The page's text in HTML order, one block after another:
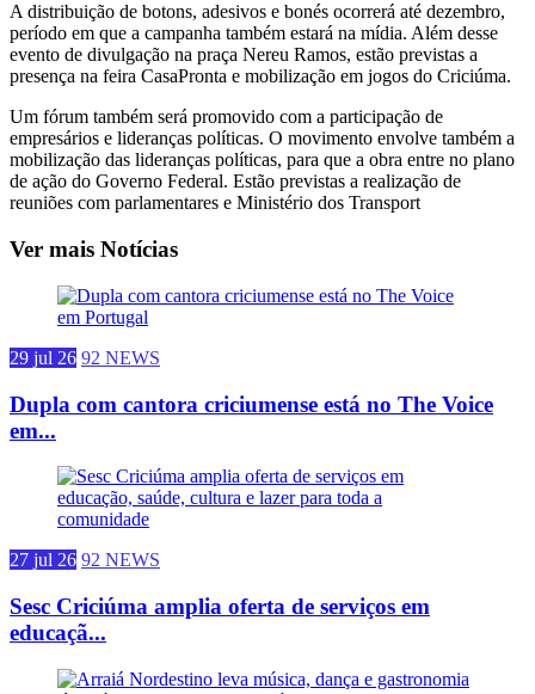
A distribuição de botons, adesivos e bonés ocorrerá até dezembro,
período em que a campanha também estará na mídia. Além desse
evento de divulgação na praça Nereu Ramos, estão previstas a
presença na feira CasaPronta e mobilização em jogos do Criciúma.
Um fórum também será promovido com a participação de
empresários e lideranças políticas. O movimento envolve também a
mobilização das lideranças políticas, para que a obra entre no plano
de ação do Governo Federal. Estão previstas a realização de
reuniões com parlamentares e Ministério dos Transport
Ver mais Notícias
29 jul 26 92 NEWS
Dupla com cantora criciumense está no The Voice
em...
27 jul 26 92 NEWS
Sesc Criciúma amplia oferta de serviços em
educaçã...